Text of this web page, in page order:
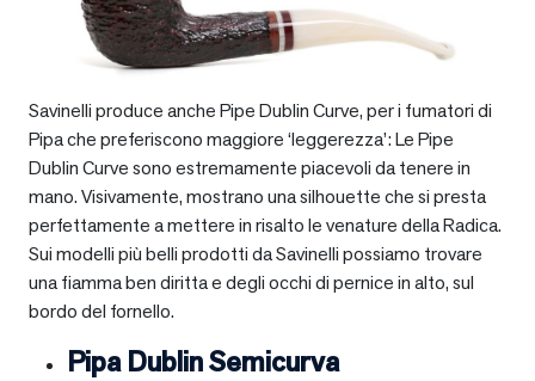
Savinelli produce anche Pipe Dublin Curve, per i fumatori di
Pipa che preferiscono maggiore ‘leggerezza’: Le Pipe
Dublin Curve sono estremamente piacevoli da tenere in
mano. Visivamente, mostrano una silhouette che si presta
perfettamente a mettere in risalto le venature della Radica.
Sui modelli più belli prodotti da Savinelli possiamo trovare
una fiamma ben diritta e degli occhi di pernice in alto, sul
bordo del fornello.
Pipa Dublin Semicurva